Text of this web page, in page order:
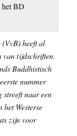
BD
(VvB) heeft al
van tijdschriften.
Buddhistisch
nummer
naar een
Westerse
zijn voor